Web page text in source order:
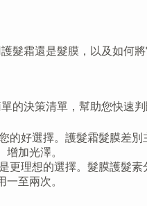
髮霜還是髮膜，以及如何將
的決策清單，幫助您快速判
的好選擇。護髮霜髮膜差
加光澤。
更理想的選擇。髮膜護髮
至兩次。